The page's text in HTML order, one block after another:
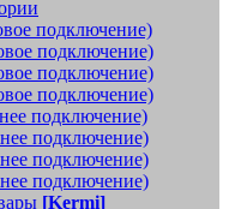
подключение)
подключение)
подключение)
подключение)
подключение)
подключение)
подключение)
подключение)
[Kermi]